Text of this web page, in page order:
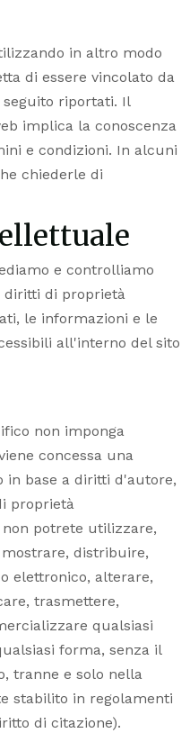
in altro modo
di essere vincolato da
riportati. Il
implica la conoscenza
e condizioni. In alcuni
chiederle di
e controlliamo
di proprietà
le informazioni e le
all'interno del sito
non imponga
concessa una
in base a diritti d'autore,
proprietà
potrete utilizzare,
distribuire,
elettronico, alterare,
trasmettere,
qualsiasi
forma, senza il
tranne e solo nella
stabilito in regolamenti
di citazione).